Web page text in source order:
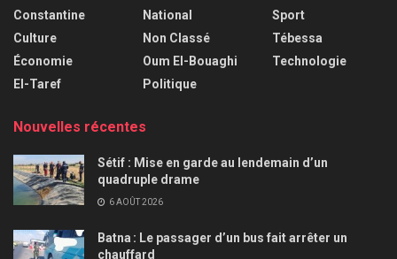
Constantine
Culture
Économie
El-Taref
National
Non Classé
Oum El-Bouaghi
Politique
Sport
Tébessa
Technologie
Nouvelles récentes
Sétif : Mise en garde au lendemain d’un
quadruple drame
6 AOÛT 2026
Batna : Le passager d’un bus fait arrêter un
chauffard